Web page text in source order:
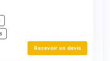
Recevoir un devis